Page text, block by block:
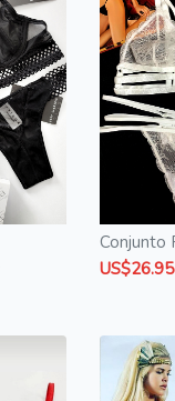
Conjunto
US$26.95